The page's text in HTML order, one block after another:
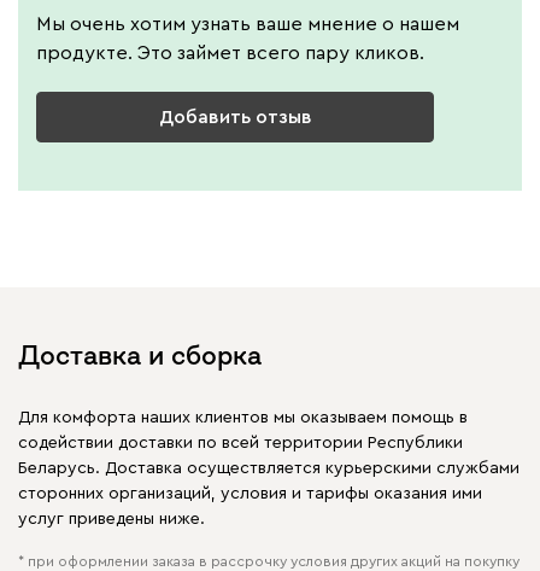
Мы очень хотим узнать ваше мнение о нашем
продукте. Это займет всего пару кликов.
Добавить отзыв
Доставка и сборка
Для комфорта наших клиентов мы оказываем помощь в
содействии доставки по всей территории Республики
Беларусь. Доставка осуществляется курьерскими службами
сторонних организаций, условия и тарифы оказания ими
услуг приведены ниже.
* при оформлении заказа в рассрочку условия других акций на покупку